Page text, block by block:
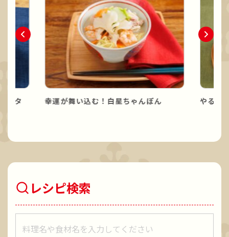
スタ 幸運が舞い込む！白星ちゃんぽん やる気
レシピ検索